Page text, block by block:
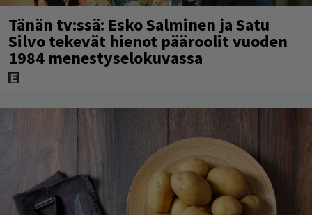
Tänän tv:ssä: Esko Salminen ja Satu
Silvo tekevät hienot pääroolit vuoden
1984 menestyselokuvassa